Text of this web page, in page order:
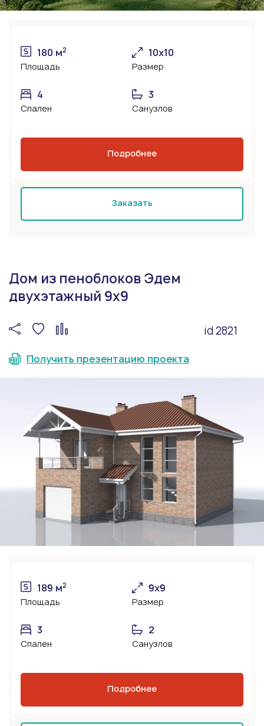
180 м2
Площадь
10х10
Размер
4
Спален
3
Санузлов
Подробнее
Заказать
Дом из пеноблоков Эдем
двухэтажный 9х9
id 2821
Получить презентацию проекта
189 м2
Площадь
9х9
Размер
3
Спален
2
Санузлов
Подробнее